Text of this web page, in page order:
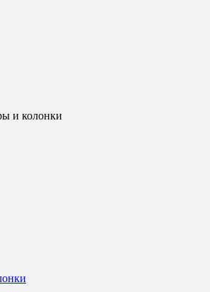
и колонки